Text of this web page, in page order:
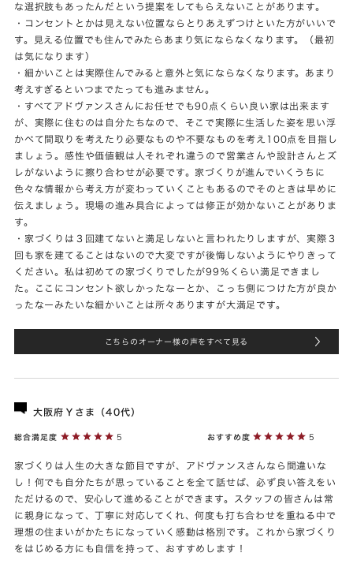
な選択肢もあったんだという提案をしてもらえないことがあります。
・コンセントとかは見えない位置ならとりあえずつけといた方がいいで
す。見える位置でも住んでみたらあまり気にならなくなります。（最初
は気になります）
・細かいことは実際住んでみると意外と気にならなくなります。あまり
考えすぎるといつまでたっても進みません。
・すべてアドヴァンスさんにお任せでも90点くらい良い家は出来ます
が、実際に住むのは自分たちなので、そこで実際に生活した姿を思い浮
かべて間取りを考えたり必要なものや不要なものを考え100点を目指し
ましょう。感性や価値観は人それぞれ違うので営業さんや設計さんとズ
レがないように擦り合わせが必要です。家づくりが進んでいくうちに
色々な情報から考え方が変わっていくこともあるのでそのときは早めに
伝えましょう。現場の進み具合によっては修正が効かないことがありま
す。
・家づくりは３回建てないと満足しないと言われたりしますが、実際３
回も家を建てることはないので大変ですが後悔しないようにやりきって
ください。私は初めての家づくりでしたが99％くらい満足できまし
た。ここにコンセント欲しかったなーとか、こっち側につけた方が良か
ったなーみたいな細かいことは所々ありますが大満足です。
こちらのオーナー様の声をすべて見る
大阪府Ｙさま（40代）
総合満足度 5 おすすめ度 5
家づくりは人生の大きな節目ですが、アドヴァンスさんなら間違いな
し！何でも自分たちが思っていることを全て話せば、必ず良い答えをい
ただけるので、安心して進めることができます。スタッフの皆さんは常
に親身になって、丁寧に対応してくれ、何度も打ち合わせを重ねる中で
理想の住まいがかたちになっていく感動は格別です。これから家づくり
をはじめる方にも自信を持って、おすすめします！